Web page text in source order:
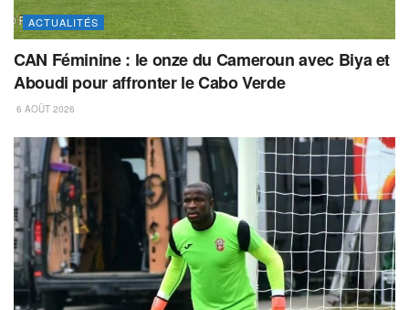
ACTUALITÉS
CAN Féminine : le onze du Cameroun avec Biya et
Aboudi pour affronter le Cabo Verde
6 AOÛT 2026